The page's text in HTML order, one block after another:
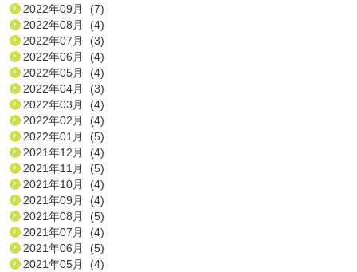
2022年09月 (7)
2022年08月 (4)
2022年07月 (3)
2022年06月 (4)
2022年05月 (4)
2022年04月 (3)
2022年03月 (4)
2022年02月 (4)
2022年01月 (5)
2021年12月 (4)
2021年11月 (5)
2021年10月 (4)
2021年09月 (4)
2021年08月 (5)
2021年07月 (4)
2021年06月 (5)
2021年05月 (4)